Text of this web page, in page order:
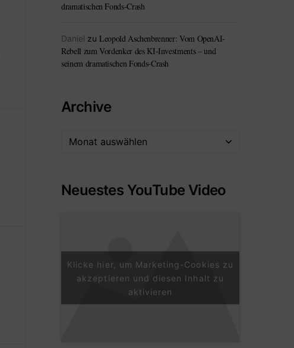
dramatischen Fonds-Crash
Daniel zu Leopold Aschenbrenner: Vom OpenAI-
Rebell zum Vordenker des KI-Investments – und
seinem dramatischen Fonds-Crash
Archive
Neuestes YouTube Video
Klicke hier, um Marketing-Cookies zu
akzeptieren und diesen Inhalt zu
aktivieren